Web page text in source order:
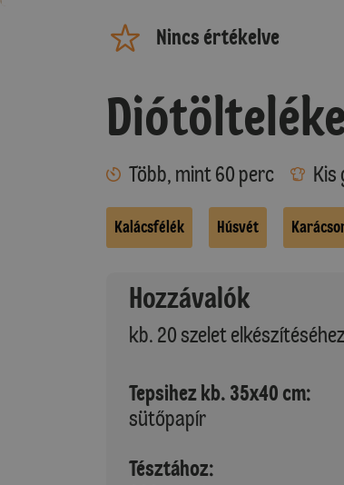
Nincs értékelve
Több, mint 60 perc Kis
Kalácsfélék Húsvét
Hozzávalók
kb. 20 szelet elkészítéséhez
Tepsihez kb. 35x40 cm:
sütőpapír
Tésztához: